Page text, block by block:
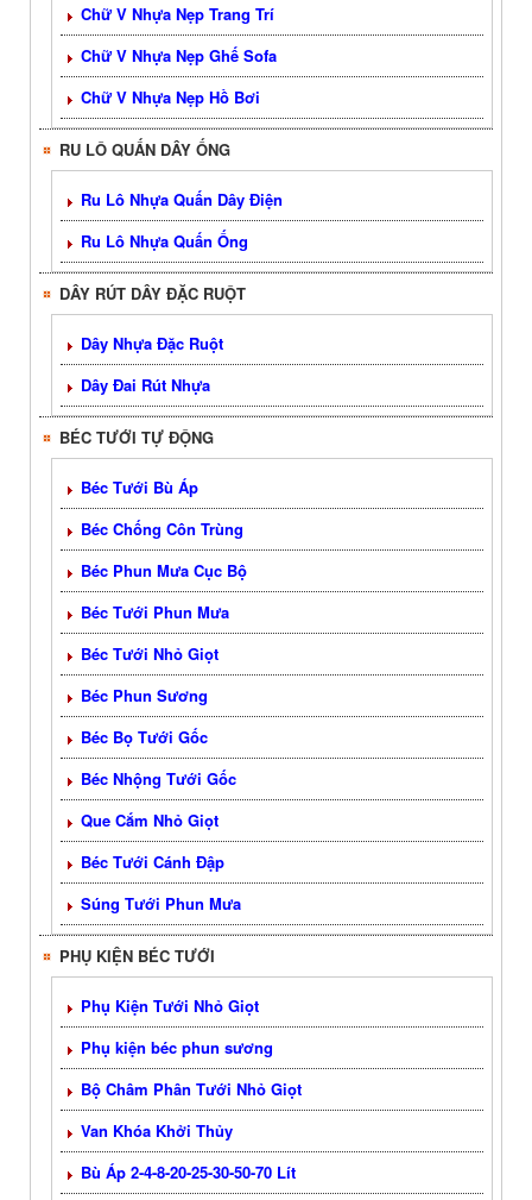
Chữ V Nhựa Nẹp Trang Trí
Chữ V Nhựa Nẹp Ghế Sofa
Chữ V Nhựa Nẹp Hồ Bơi
RU LÔ QUẤN DÂY ỐNG
Ru Lô Nhựa Quấn Dây Điện
Ru Lô Nhựa Quấn Ống
DÂY RÚT DÂY ĐẶC RUỘT
Dây Nhựa Đặc Ruột
Dây Đai Rút Nhựa
BÉC TƯỚI TỰ ĐỘNG
Béc Tưới Bù Áp
Béc Chống Côn Trùng
Béc Phun Mưa Cục Bộ
Béc Tưới Phun Mưa
Béc Tưới Nhỏ Giọt
Béc Phun Sương
Béc Bọ Tưới Gốc
Béc Nhộng Tưới Gốc
Que Cắm Nhỏ Giọt
Béc Tưới Cánh Đập
Súng Tưới Phun Mưa
PHỤ KIỆN BÉC TƯỚI
Phụ Kiện Tưới Nhỏ Giọt
Phụ kiện béc phun sương
Bộ Châm Phân Tưới Nhỏ Giọt
Van Khóa Khởi Thủy
Bù Áp 2-4-8-20-25-30-50-70 Lít